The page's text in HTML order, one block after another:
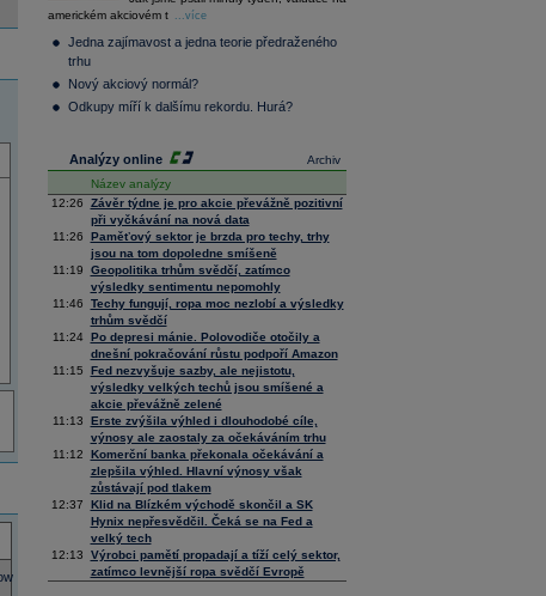
Composite
36 128,57 -0,05
Tecdax
Performance
index
4 072,20
americkém akciovém t
...více
Jedna zajímavost a jedna teorie předraženého
trhu
Nový akciový normál?
Odkupy míří k dalšímu rekordu. Hurá?
Archiv
Analýzy online
Název analýzy
12:26
Závěr týdne je pro akcie převážně pozitivní
při vyčkávání na nová data
11:26
Paměťový sektor je brzda pro techy, trhy
jsou na tom dopoledne smíšeně
11:19
Geopolitika trhům svědčí, zatímco
výsledky sentimentu nepomohly
11:46
Techy fungují, ropa moc nezlobí a výsledky
trhům svědčí
11:24
Po depresi mánie. Polovodiče otočily a
dnešní pokračování růstu podpoří Amazon
11:15
Fed nezvyšuje sazby, ale nejistotu,
výsledky velkých techů jsou smíšené a
akcie převážně zelené
11:13
Erste zvýšila výhled i dlouhodobé cíle,
výnosy ale zaostaly za očekáváním trhu
11:12
Komerční banka překonala očekávání a
zlepšila výhled. Hlavní výnosy však
zůstávají pod tlakem
12:37
Klid na Blízkém východě skončil a SK
Hynix nepřesvědčil. Čeká se na Fed a
velký tech
12:13
Výrobci pamětí propadají a tíží celý sektor,
zatímco levnější ropa svědčí Evropě